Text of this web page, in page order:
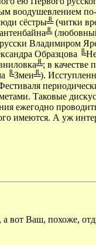
воодушевлением
сёстры╩ (читки
Владимиром
Образцова
в качестве
╚Змеи╩).
Таковые
ежегодно
имеются. А уж
вот Ваш, похоже,